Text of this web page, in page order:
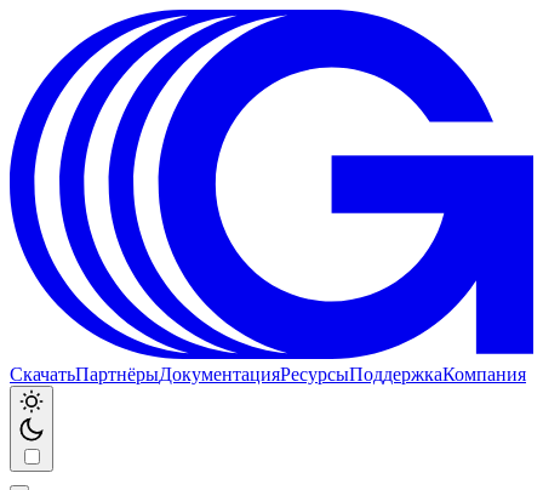
СкачатьПартнёрыДокументацияРесурсыПоддержкаКомпания